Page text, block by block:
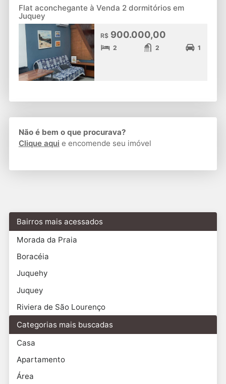
Flat aconchegante à Venda 2 dormitórios em
Juquey
R$900.000,00
2 2 1
Não é bem o que procurava?
Clique aqui e encomende seu imóvel
Bairros mais acessados
Morada da Praia
Boracéia
Juquehy
Juquey
Riviera de São Lourenço
Categorias mais buscadas
Casa
Apartamento
Área